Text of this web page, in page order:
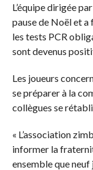
L’équipe dirigée
pause de Noël et
les tests PCR
sont devenus
Les joueurs
se préparer à la
collègues se
« L’association
informer la
ensemble que